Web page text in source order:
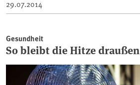
29.07.2014
Gesundheit
So bleibt die Hitze draußen